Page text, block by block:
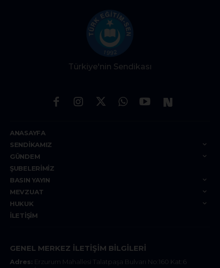
Türkiye'nin Sendikası
ANASAYFA
SENDIKAMIZ
GÜNDEM
ŞUBELERIMIZ
BASIN YAYIN
MEVZUAT
HUKUK
İLETIŞIM
GENEL MERKEZ İLETIŞIM BILGILERI
Adres: Erzurum Mahallesi Talatpaşa Bulvarı No:160 Kat:6